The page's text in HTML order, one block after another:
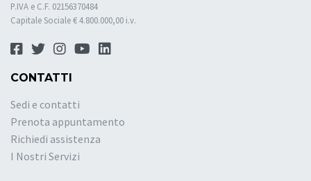
P.IVA e C.F. 02156370484
Capitale Sociale € 4.800.000,00 i.v.
CONTATTI
Sedi e contatti
Prenota appuntamento
Richiedi assistenza
I Nostri Servizi